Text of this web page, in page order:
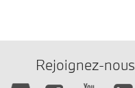
Rejoignez-nous